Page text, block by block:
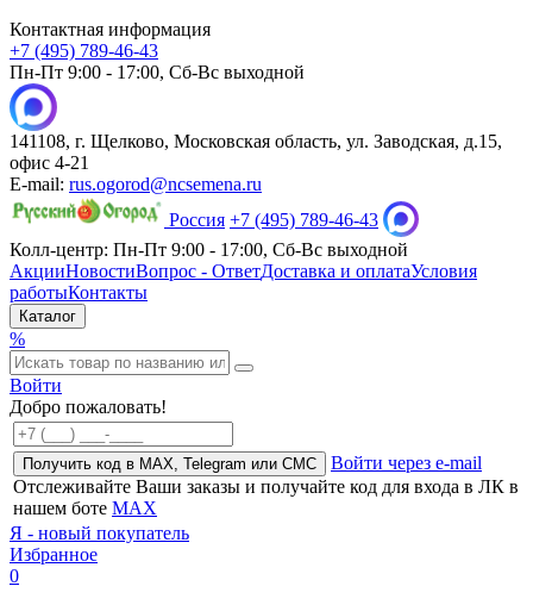
Контактная информация
+7 (495) 789-46-43
Пн-Пт 9:00 - 17:00, Сб-Вс выходной
141108, г. Щелково, Московская область, ул. Заводская, д.15,
офис 4-21
E-mail: rus.ogorod@ncsemena.ru
Россия +7 (495) 789-46-43
Колл-центр: Пн-Пт 9:00 - 17:00, Сб-Вс выходной
АкцииНовостиВопрос - ОтветДоставка и оплатаУсловия
работыКонтакты
Каталог
%
Войти
Добро пожаловать!
Получить код в MAX, Telegram или СМС
Войти через e-mail
Отслеживайте Ваши заказы и получайте код для входа в ЛК в
нашем боте MAX
Я - новый покупатель
Избранное
0